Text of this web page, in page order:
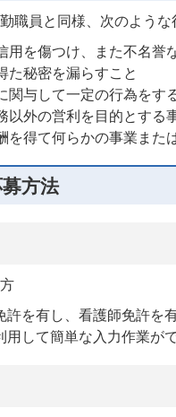
職員と同様、次のような
用を傷つけ、また不名誉
た秘密を漏らすこと
関与して一定の行為をす
以外の営利を目的とする
を得て何らかの事業また
方法
許を有し、看護師免許を
用して簡単な入力作業が